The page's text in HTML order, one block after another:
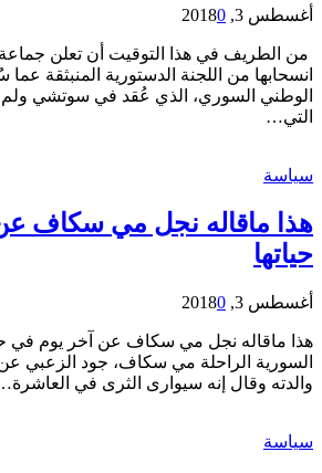
أغسطس 3, 2018 0
من الطريف في هذا التوقيت أن تعلن جماعة
انسحابها من اللجنة الدستورية المنبثقة
الوطني السوري، الذي عُقد في سوتشي ولم
التي…
سياسة
هذا ماقاله نجل مي سكاف
حياتها
أغسطس 3, 2018 0
هذا ماقاله نجل مي سكاف عن آخر يوم في
السورية الراحلة مي سكاف، جود الزعبي
والدته وقال إنه سيوارى الثرى في
سياسة